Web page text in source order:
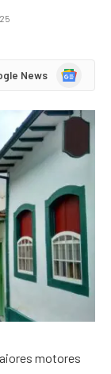
News
Google
motores